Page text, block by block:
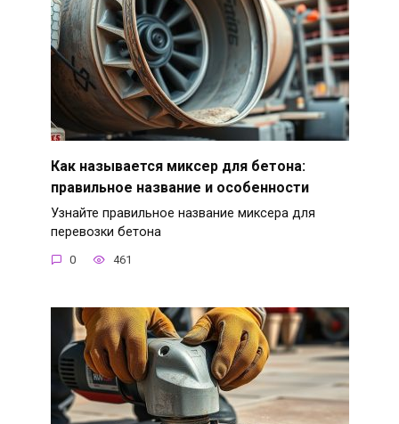
Как называется миксер для бетона:
правильное название и особенности
Узнайте правильное название миксера для
перевозки бетона
0 461